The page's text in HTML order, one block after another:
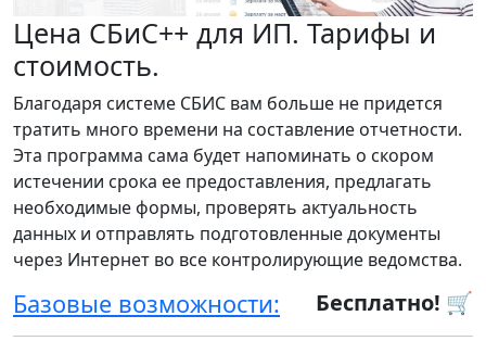
Цена СБиС++ для ИП. Тарифы и
стоимость.
Благодаря системе СБИС вам больше не придется
тратить много времени на составление отчетности.
Эта программа сама будет напоминать о скором
истечении срока ее предоставления, предлагать
необходимые формы, проверять актуальность
данных и отправлять подготовленные документы
через Интернет во все контролирующие ведомства.
Бесплатно! 🛒
Базовые возможности: